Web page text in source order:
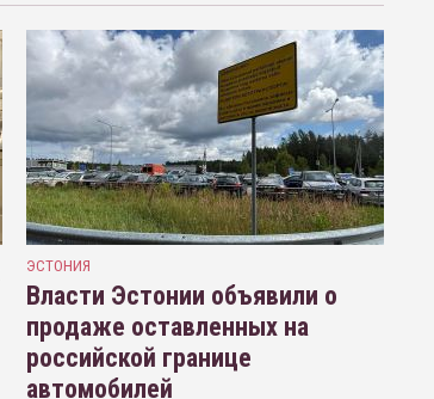
ЭСТОНИЯ
Власти Эстонии объявили о
продаже оставленных на
российской границе
автомобилей